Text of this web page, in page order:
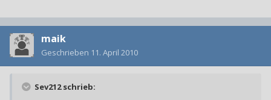
maik
Geschrieben 11. April 2010
Sev212 schrieb: